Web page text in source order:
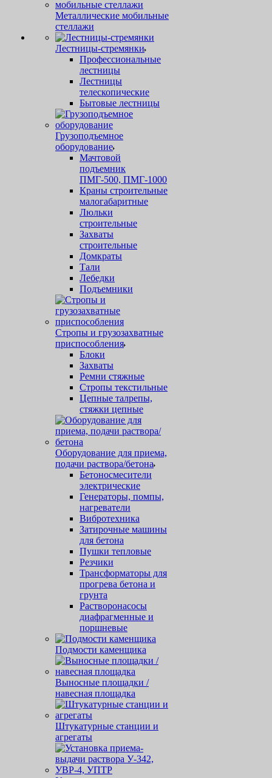
Металлические мобильные
стеллажи
Лестницы-стремянки
Профессиональные
лестницы
Лестницы
телескопические
Бытовые лестницы
Грузоподъемное
оборудование
Мачтовой
подъемник
ПМГ-500, ПМГ-1000
Краны строительные
малогабаритные
Люльки
строительные
Захваты
строительные
Домкраты
Тали
Лебедки
Подъемники
Стропы и грузозахватные
приспособления
Блоки
Захваты
Ремни стяжные
Стропы текстильные
Цепные талрепы,
стяжки цепные
Оборудование для приема,
подачи раствора/бетона
Бетоносмесители
электрические
Генераторы, помпы,
нагреватели
Вибротехника
Затирочные машины
для бетона
Пушки тепловые
Резчики
Трансформаторы для
прогрева бетона и
грунта
Растворонасосы
диафрагменные и
поршневые
Подмости каменщика
Выносные площадки /
навесная площадка
Штукатурные станции и
агрегаты